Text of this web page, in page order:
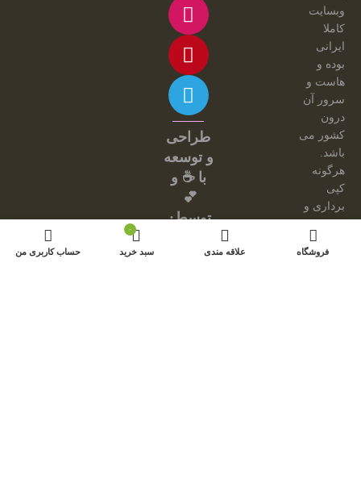
وبسایت
کاملا
ایرانی
بوده و
هاست و
سرور آن
درون
کشور می
باشد.
هرگونه
کپی
برداری و
محصولات
از این
طراحی
و توسعه
با ☕ و
💕
توسط:
فروشگاه علاقه مندی
۰
سبد خرید حساب کاربری من